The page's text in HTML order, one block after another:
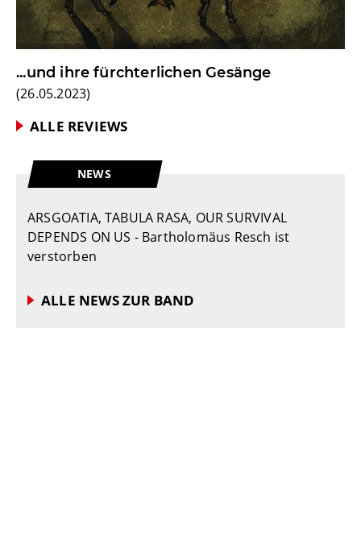
...und ihre fürchterlichen Gesänge
(26.05.2023)
ALLE REVIEWS
NEWS
ARSGOATIA, TABULA RASA, OUR SURVIVAL
DEPENDS ON US - Bartholomäus Resch ist
verstorben
ALLE NEWS ZUR BAND